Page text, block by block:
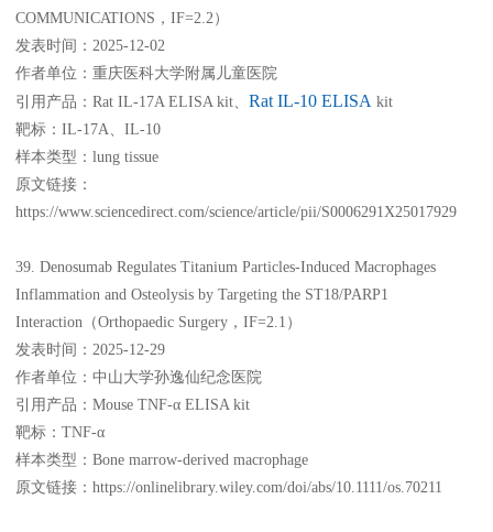
COMMUNICATIONS，IF=2.2）
发表时间：2025-12-02
作者单位：重庆医科大学附属儿童医院
引用产品：Rat IL-17A ELISA kit、 Rat IL-10 ELISA kit
靶标：IL-17A、IL-10
样本类型：lung tissue
原文链接：
https://www.sciencedirect.com/science/article/pii/S0006291X25017929
39. Denosumab Regulates Titanium Particles-Induced Macrophages
Inflammation and Osteolysis by Targeting the ST18/PARP1
Interaction（Orthopaedic Surgery，IF=2.1）
发表时间：2025-12-29
作者单位：中山大学孙逸仙纪念医院
引用产品：Mouse TNF-α ELISA kit
靶标：TNF-α
样本类型：Bone marrow-derived macrophage
原文链接：https://onlinelibrary.wiley.com/doi/abs/10.1111/os.70211